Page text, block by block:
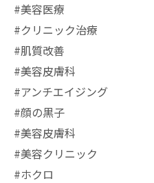
#美容医療
#クリニック治療
#肌質改善
#美容皮膚科
#アンチエイジング
#顔の黒子
#美容皮膚科
#美容クリニック
#ホクロ